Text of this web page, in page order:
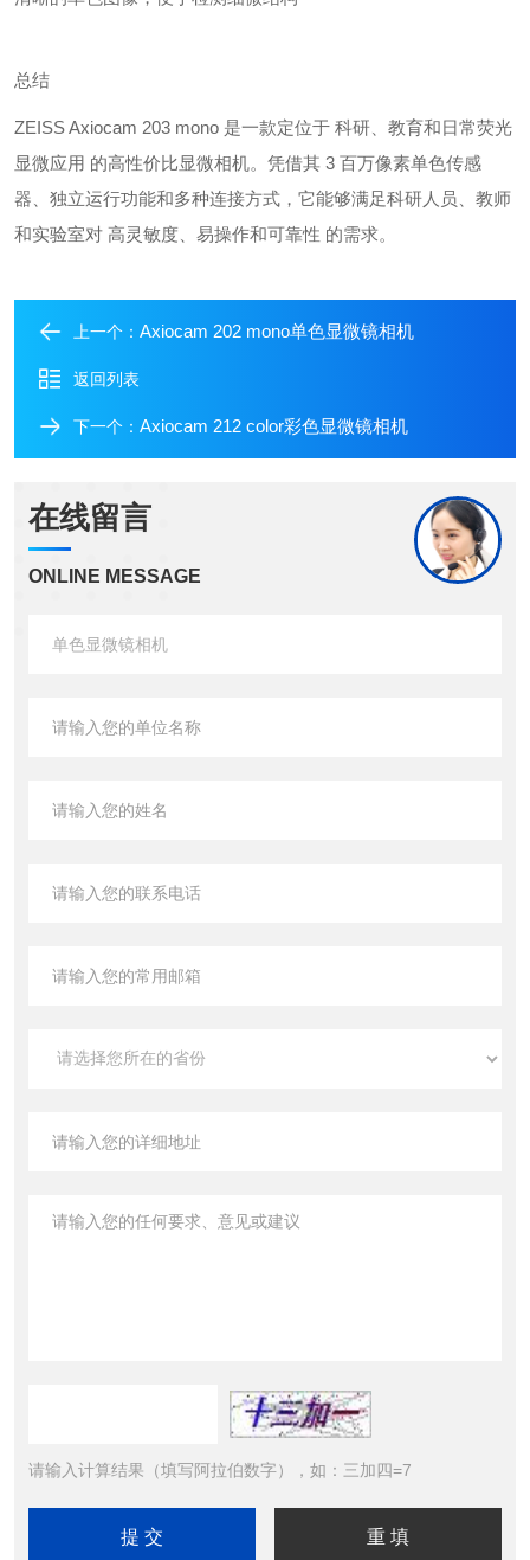
总结
ZEISS Axiocam 203 mono 是一款定位于 科研、教育和日常荧光
显微应用 的高性价比显微相机。凭借其 3 百万像素单色传感
器、独立运行功能和多种连接方式，它能够满足科研人员、教师
和实验室对 高灵敏度、易操作和可靠性 的需求。
上一个： Axiocam 202 mono单色显微镜相机
返回列表
下一个： Axiocam 212 color彩色显微镜相机
在线留言
ONLINE MESSAGE
请输入计算结果（填写阿拉伯数字），如：三加四=7